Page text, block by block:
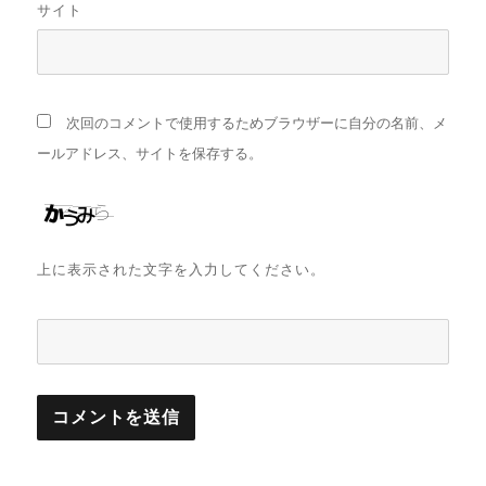
サイト
次回のコメントで使用するためブラウザーに自分の名前、メ
ールアドレス、サイトを保存する。
上に表示された文字を入力してください。